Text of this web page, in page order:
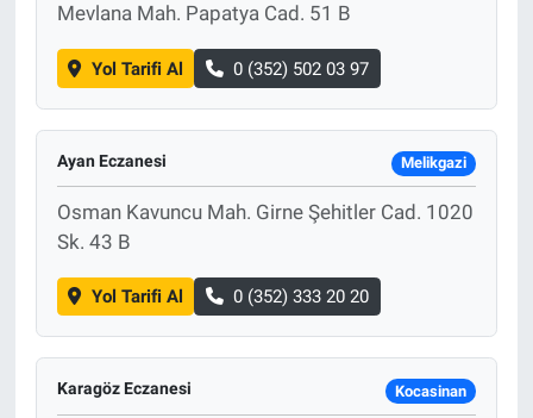
Mevlana Mah. Papatya Cad. 51 B
Yol Tarifi Al 0 (352) 502 03 97
Ayan Eczanesi Melikgazi
Osman Kavuncu Mah. Girne Şehitler Cad. 1020
Sk. 43 B
Yol Tarifi Al 0 (352) 333 20 20
Karagöz Eczanesi Kocasinan